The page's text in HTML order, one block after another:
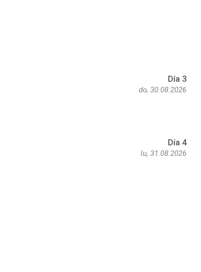
Día 3
do, 30.08.2026
Día 4
lu, 31.08.2026